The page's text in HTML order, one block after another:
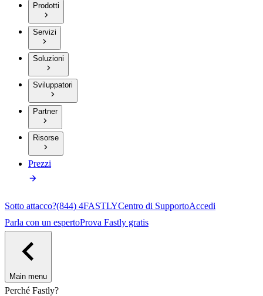
Prodotti
Servizi
Soluzioni
Sviluppatori
Partner
Risorse
Prezzi
Sotto attacco?(844) 4FASTLYCentro di SupportoAccedi
Parla con un espertoProva Fastly gratis
Main menu
Perché Fastly?